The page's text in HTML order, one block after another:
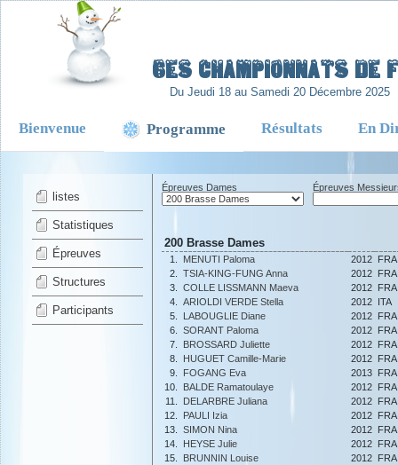
6es Championnats de
Du Jeudi 18 au Samedi 20 Décembre 2025
Bienvenue Programme Résultats En
listes
Statistiques
Épreuves
Structures
Participants
Épreuves Dames Épreuves
200 Brasse Dames
1. MENUTI Paloma 2012 FRA
2.
TSIA-KING-FUNG Anna 2012 FRA
3.
COLLE LISSMANN Maeva 2012 FRA
4.
ARIOLDI VERDE Stella 2012 ITA
5.
LABOUGLIE Diane 2012 FRA
6.
SORANT Paloma 2012 FRA
7.
BROSSARD Juliette 2012 FRA
8.
HUGUET Camille-Marie 2012 FRA
9.
FOGANG Eva 2013 FRA
10.
BALDE Ramatoulaye 2012 FRA
11.
DELARBRE Juliana 2012 FRA
12.
PAULI Izia 2012 FRA
13.
SIMON Nina 2012 FRA
14.
HEYSE Julie 2012 FRA
15.
BRUNNIN Louise 2012 FRA